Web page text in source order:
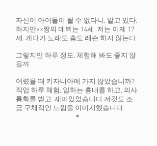
자신이 아이돌이 될 수 없다니, 알고 있다.
하지만××짱의 데뷔는 14세, 저는 이제 17
세. 게다가 노래도 춤도 레슨 하지 않는다.
그렇지만 하루 정도, 체험해 봐도 좋지 않
을까.
어렸을 때 키자니아에 가지 않았습니까?
직업 하루 체험, 일하는 흉내를 하고, 의사
통화를 받고. 재미있었습니다.저것도 조
금 구체적인 느낌을 이미지했습니다.
*